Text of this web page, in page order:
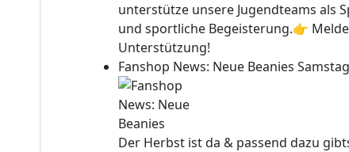
unterstütze unsere Jugendteams als
und sportliche Begeisterung.👉
Unterstützung!
Fanshop News: Neue Beanies
Der Herbst ist da & passend dazu